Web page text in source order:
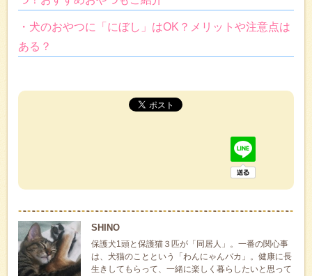
・犬のおやつに「にぼし」はOK？メリットや注意点は
ある？
SHINO
保護犬1頭と保護猫３匹が「同居人」。一番の関心事
は、犬猫のことという「わんにゃんバカ」。健康に長
生きしてもらって、一緒に楽しく暮らしたいと思って